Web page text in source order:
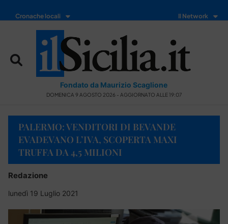
Cronache locali Il Network
Fondato da Maurizio Scaglione
DOMENICA 9 AGOSTO 2026 - AGGIORNATO ALLE 19:07
PALERMO: VENDITORI DI BEVANDE
EVADEVANO L’IVA, SCOPERTA MAXI
TRUFFA DA 4,5 MILIONI
Redazione
lunedì 19 Luglio 2021